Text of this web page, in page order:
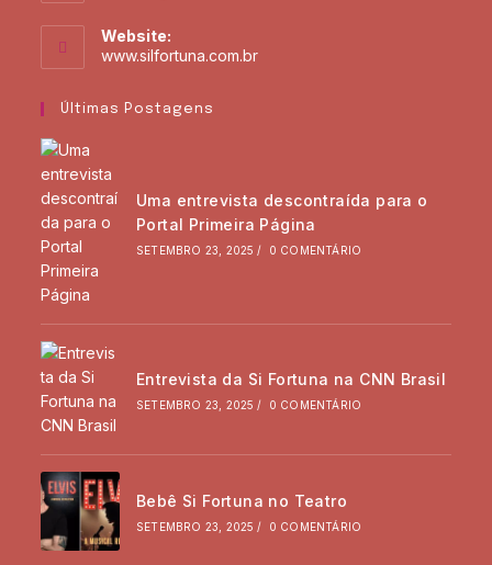
Website:
www.silfortuna.com.br
Últimas Postagens
Uma entrevista descontraída para o
Portal Primeira Página
SETEMBRO 23, 2025 / 0 COMENTÁRIO
Entrevista da Si Fortuna na CNN Brasil
SETEMBRO 23, 2025 / 0 COMENTÁRIO
Bebê Si Fortuna no Teatro
SETEMBRO 23, 2025 / 0 COMENTÁRIO